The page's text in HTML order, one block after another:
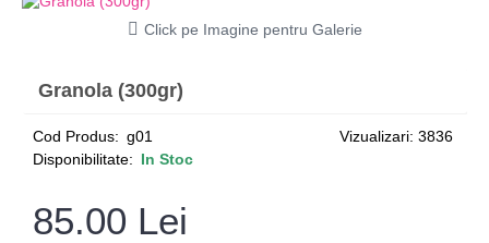
Click pe Imagine pentru Galerie
Granola (300gr)
Vizualizari: 3836
Cod Produs: g01
Disponibilitate: In Stoc
85.00 Lei